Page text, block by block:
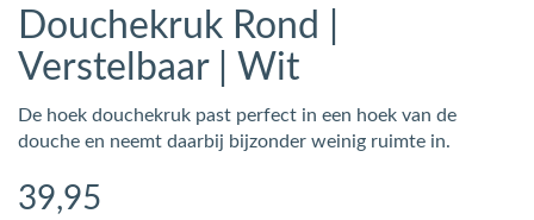
Douchekruk Rond |
Verstelbaar | Wit
De hoek douchekruk past perfect in een hoek van de
douche en neemt daarbij bijzonder weinig ruimte in.
39,95